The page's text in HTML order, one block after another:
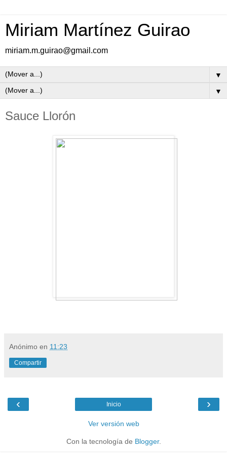
Miriam Martínez Guirao
miriam.m.guirao@gmail.com
▼
▼
Sauce Llorón
Anónimo en 11:23
Compartir
‹ ›
Inicio
Ver versión web
Con la tecnología de Blogger.